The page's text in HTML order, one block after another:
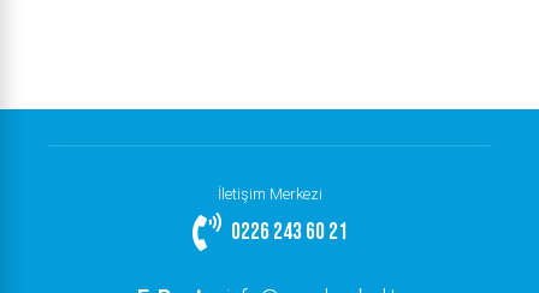
İletişim Merkezi
0226 243 60 21